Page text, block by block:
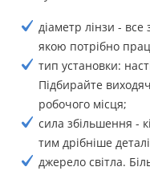
діаметр лінзи -
якою потрібно
тип установки:
Підбирайте
робочого місця;
сила збільшення -
тим дрібніше
джерело світла.